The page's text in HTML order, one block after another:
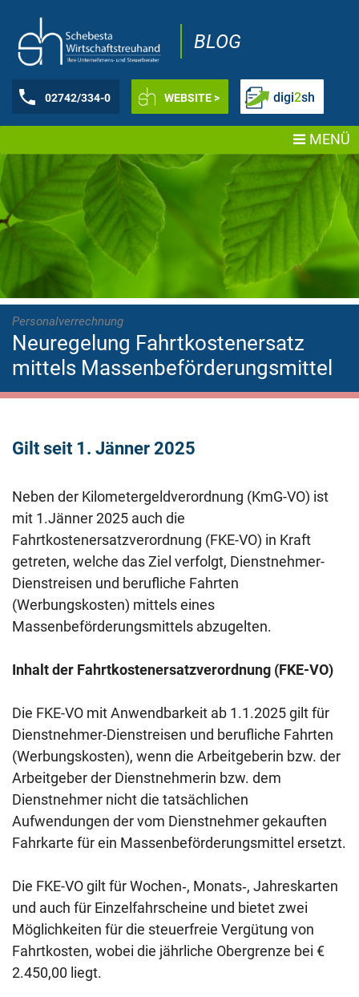
BLOG
02742/334-0 WEBSITE > digi2sh
MENÜ
Personalverrechnung
Neuregelung Fahrtkostenersatz
mittels Massenbeförderungsmittel
Gilt seit 1. Jänner 2025
Neben der Kilometergeldverordnung (KmG-VO) ist
mit 1.Jänner 2025 auch die
Fahrtkostenersatzverordnung (FKE-VO) in Kraft
getreten, welche das Ziel verfolgt, Dienstnehmer-
Dienstreisen und berufliche Fahrten
(Werbungskosten) mittels eines
Massenbeförderungsmittels abzugelten.
Inhalt der Fahrtkostenersatzverordnung (FKE-VO)
Die FKE-VO mit Anwendbarkeit ab 1.1.2025 gilt für
Dienstnehmer-Dienstreisen und berufliche Fahrten
(Werbungskosten), wenn die Arbeitgeberin bzw. der
Arbeitgeber der Dienstnehmerin bzw. dem
Dienstnehmer nicht die tatsächlichen
Aufwendungen der vom Dienstnehmer gekauften
Fahrkarte für ein Massenbeförderungsmittel ersetzt.
Die FKE-VO gilt für Wochen‑, Monats‑, Jahreskarten
und auch für Einzelfahrscheine und bietet zwei
Möglichkeiten für die steuerfreie Vergütung von
Fahrtkosten, wobei die jährliche Obergrenze bei €
2.450,00 liegt.